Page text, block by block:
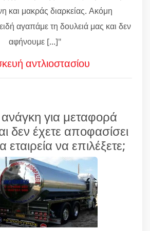
και μακράς διαρκείας. Ακόμη
αγαπάμε τη δουλειά μας και δεν
αφήνουμε [...]"
αντλιοστασίου
ανάγκη για μεταφορά
δεν έχετε αποφασίσει
να επιλέξετε;